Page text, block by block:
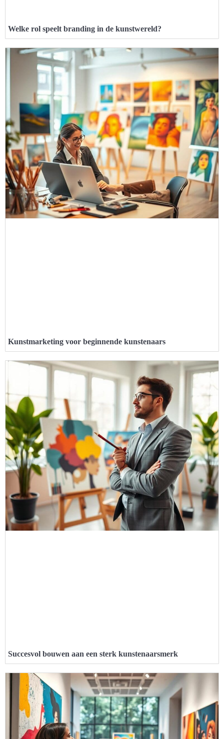
Welke rol speelt branding in de kunstwereld?
Kunstmarketing voor beginnende kunstenaars
Succesvol bouwen aan een sterk kunstenaarsmerk